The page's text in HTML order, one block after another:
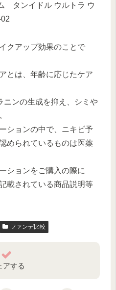
タンイドル ウルトラ ウ
クアップ効果のことで
とは、年齢に応じたケア
ニンの生成を抑え、シミや
ションの中で、ニキビ予
められているものは医薬
ションをご購入の際に
載されている商品説明等
ファンデ比較
アする